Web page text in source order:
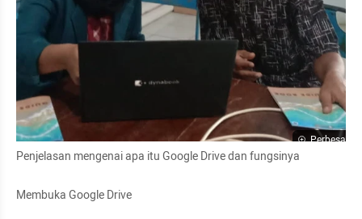
Perbesar
Penjelasan mengenai apa itu Google Drive dan fungsinya
Membuka Google Drive